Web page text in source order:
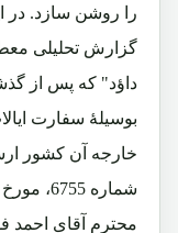
را روشن سازد. در
گزارش تحلیلی
بوسیلۀ سفارت
خارجه آن کشور
محترم آقای احمد